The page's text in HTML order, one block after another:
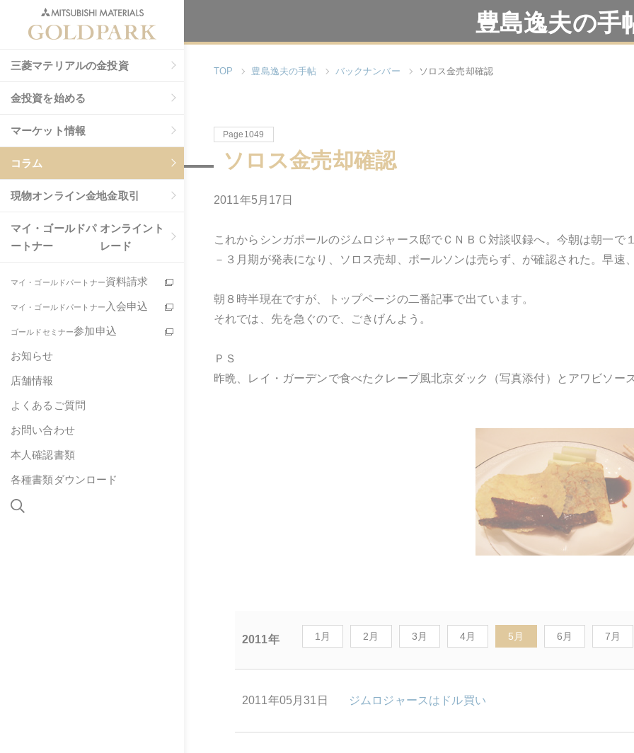
三菱マテリアルの金投資
金投資を始める
マーケット情報
コラム
現物オンライン金地金取引
マイ・ゴールドパ
ートナー
オンライント
レード
マイ・ゴールドパートナー資料請求
マイ・ゴールドパートナー 入会申込
ゴールドセミナー参加申込
お知らせ
店舗情報
よくあるご質問
お問い合わせ
本人確認書類
各種書類ダウンロード
豊島逸夫の手
TOP 豊島逸夫の手帖 バックナンバー ソロス金売却確認
Page1049
ソロス金売却確認
2011年5月17日
これからシンガポールのジムロジャース邸でＣＮＢＣ対談収録へ。今朝は朝一で
－３月期が発表になり、ソロス売却、ポールソンは売らず、が確認された。早速
朝８時半現在ですが、トップページの二番記事で出ています。
それでは、先を急ぐので、ごきげんよう。
ＰＳ
昨晩、レイ・ガーデンで食べたクレープ風北京ダック（写真添付）とアワビソー
2011年 1月 2月 3月 4月 5月 6月 7月
2011年05月31日 ジムロジャースはドル買い